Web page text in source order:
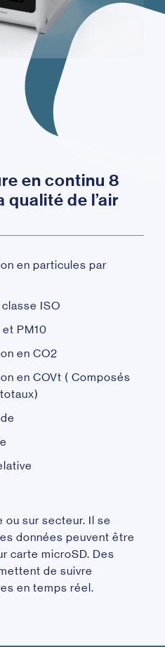
en continu 8
qualité de l’air
particules par
ISO
PM10
CO2
COVt ( Composés
sur secteur. Il se
données peuvent être
carte microSD. Des
de suivre
en temps réel.